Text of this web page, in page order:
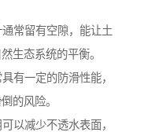
常留有空隙，能让土
生态系统的平衡。
有一定的防滑性能，
的风险。
以减少不透水表面，